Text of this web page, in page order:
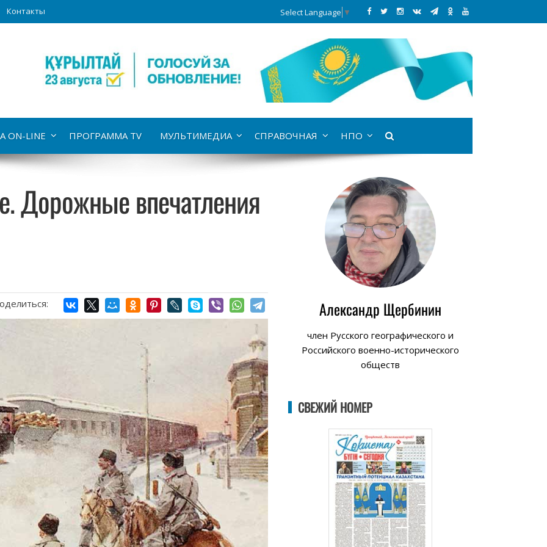
Контакты Select Language ▼
ON-LINE ПРОГРАММА TV МУЛЬТИМЕДИА СПРАВОЧНАЯ НПО
Дорожные впечатления
Александр Щербинин
член Русского географического и
Российского военно-исторического
обществ
СВЕЖИЙ НОМЕР